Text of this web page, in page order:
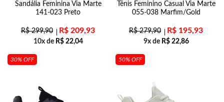
Sandália Feminina Via Marte
141-023 Preto
R$299,90 R$ 209,93
10x de R$22,04
Tênis Feminino Casual Via Marte
055-038 Marfim/Gold
R$279,90 R$ 195,93
9x de R$22,86
30% OFF 50% OFF